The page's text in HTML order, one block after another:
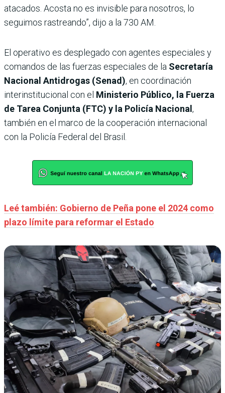
atacados. Acosta no es invisible para nosotros, lo
seguimos rastreando”, dijo a la 730 AM.
El operativo es desplegado con agentes especiales y
comandos de las fuerzas especiales de la Secretaría
Nacional Antidrogas (Senad), en coordinación
interinstitucional con el Ministerio Público, la Fuerza
de Tarea Conjunta (FTC) y la Policía Nacional,
también en el marco de la cooperación internacional
con la Policía Federal del Brasil.
Leé también: Gobierno de Peña pone el 2024 como
plazo límite para reformar el Estado